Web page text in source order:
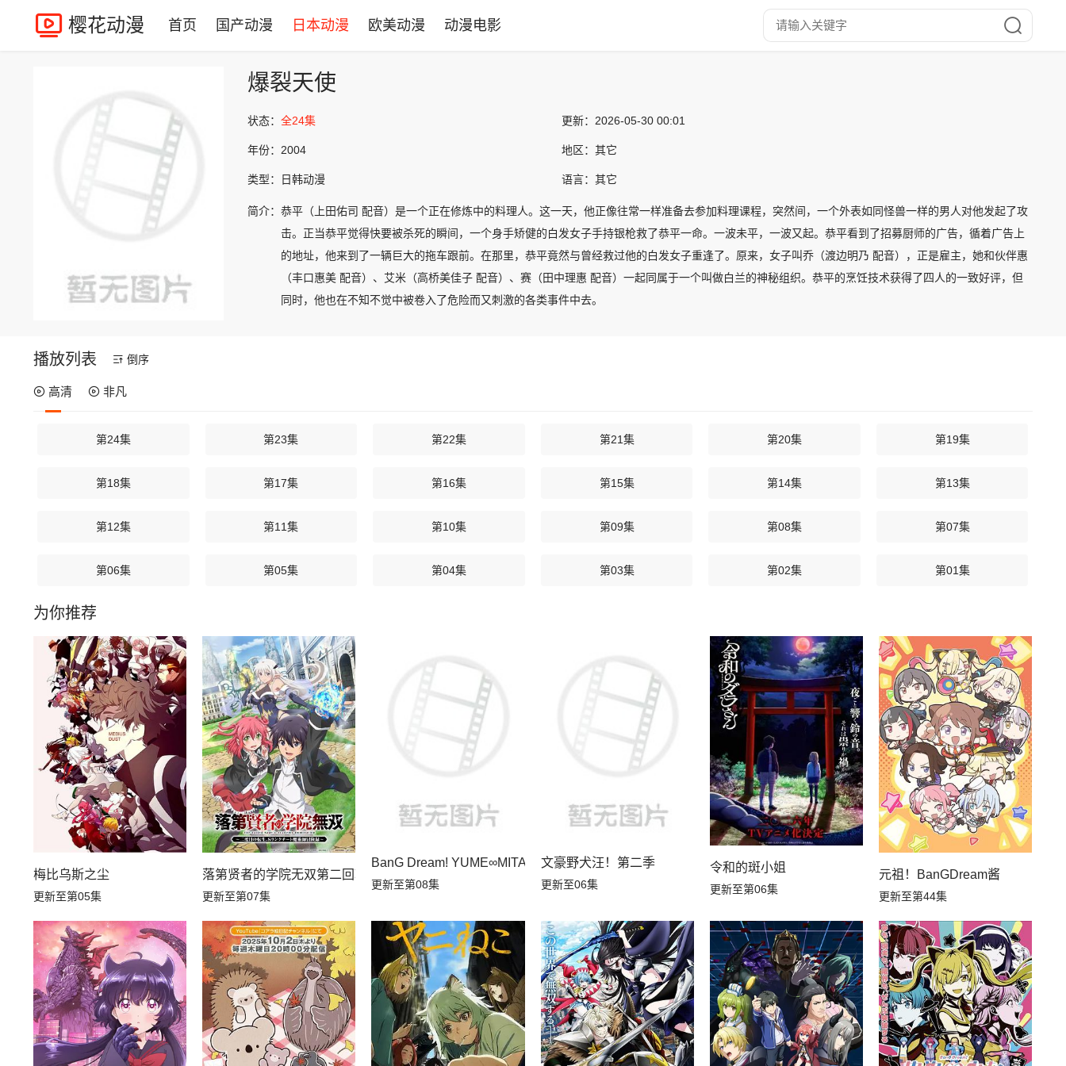
樱花动漫 首页 国产动漫 日本动漫 欧美动漫 动漫电影
爆裂天使
状态： 全24集 更新： 2026-05-30 00:01
年份： 2004 地区： 其它
类型： 日韩动漫 语言： 其它
简介： 恭平（上田佑司 配音）是一个正在修炼中的料理人。这一天，他正像往常一样准备去参加料理课程，突然间，一个外表如同怪兽一样的男人对他发起了攻
击。正当恭平觉得快要被杀死的瞬间，一个身手矫健的白发女子手持银枪救了恭平一命。一波未平，一波又起。恭平看到了招募厨师的广告，循着广告上
的地址，他来到了一辆巨大的拖车跟前。在那里，恭平竟然与曾经救过他的白发女子重逢了。原来，女子叫乔（渡边明乃 配音），正是雇主，她和伙伴惠
（丰口惠美 配音）、艾米（高桥美佳子 配音）、赛（田中理惠 配音）一起同属于一个叫做白兰的神秘组织。恭平的烹饪技术获得了四人的一致好评，但
同时，他也在不知不觉中被卷入了危险而又刺激的各类事件中去。
播放列表 倒序
高清 非凡
第24集 第23集 第22集 第21集 第20集 第19集
第18集 第17集 第16集 第15集 第14集 第13集
第12集 第11集 第10集 第09集 第08集 第07集
第06集 第05集 第04集 第03集 第02集 第01集
为你推荐
梅比乌斯之尘
更新至第05集
落第贤者的学院无双第二回转生，S等级作弊魔术师冒险记
更新至第07集
BanG Dream! YUME∞MITA
更新至第08集
文豪野犬汪！第二季
更新至06集
令和的斑小姐
更新至第06集
元祖！BanGDream酱
更新至第44集